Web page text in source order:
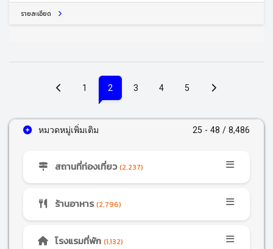
รายละเอียด
1 2(current)
3 4 5
25 - 48 / 8,486
หมวดหมู่เพิ่มเติม
สถานที่ท่องเที่ยว(2,237)
ร้านอาหาร(2,796)
โรงแรมที่พัก (1,132)